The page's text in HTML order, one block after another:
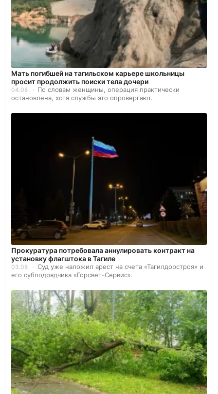
Мать погибшей на тагильском карьере школьницы
просит продолжить поиски тела дочери
04.08
По словам женщины, операция практически
остановлена, хотя службы это опровергают.
Прокуратура потребовала аннулировать контракт на
установку флагштока в Тагиле
03.08
Суд уже наложил арест на счета «Тагилдорстроя» и
его субподрядчика «Горсвет-Сервис».